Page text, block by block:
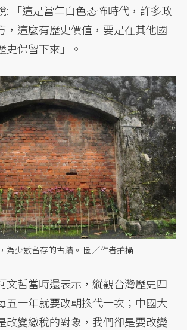
: 「這是當年白色恐怖時代，許多政
，這麼有歷史價值，要是在其他國
史保留下來」。
為少數留存的古蹟。 圖／作者拍攝
文哲當時還表示，縱觀台灣歷史四
五十年就要改朝換代一次；中國大
改變繳稅的對象，我們卻是要改變